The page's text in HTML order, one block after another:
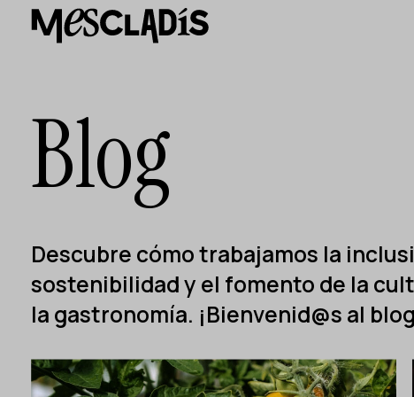
Productora social
Agenda
Nuestros talleres
Contacto
Blog
Descubre cómo trabajamos la
sostenibilidad y el fomento de la
la gastronomía. ¡Bienvenid@s al